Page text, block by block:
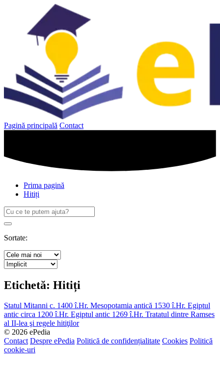
Pagină principală Contact
Prima pagină
Hitiți
Caută
după:
Search
Sortate:
Etichetă: Hitiți
Statul Mitanni c. 1400 î.Hr. Mesopotamia antică 1530 î.Hr. Egiptul
antic circa 1200 î.Hr. Egiptul antic 1269 î.Hr. Tratatul dintre Ramses
al II-lea şi regele hitiţilor
© 2026 ePedia
Contact Despre ePedia Politică de confidențialitate Cookies Politică
cookie-uri